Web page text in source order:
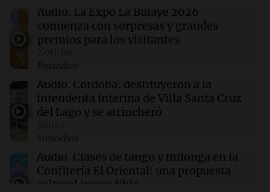
intimidad, según un informe de la UBA
PorFederico Albarenque
Conmebol sanciona a Boca y a Arruabarrena
por demoras en la Copa Sudamericana
11:47 Juntos
Salame con la novedad de la variedad "ultra
premium"
Audio. La Expo La Bulaye 2026
comienza con sorpresas y grandes
premios para los visitantes
Episodios
Audio. Córdoba: destituyeron a la
intendenta interina de Villa Santa Cruz
del Lago y se atrincheró
Episodios
Audio. Clases de tango y milonga en la
Confitería El Oriental: una propuesta
cultural imperdible